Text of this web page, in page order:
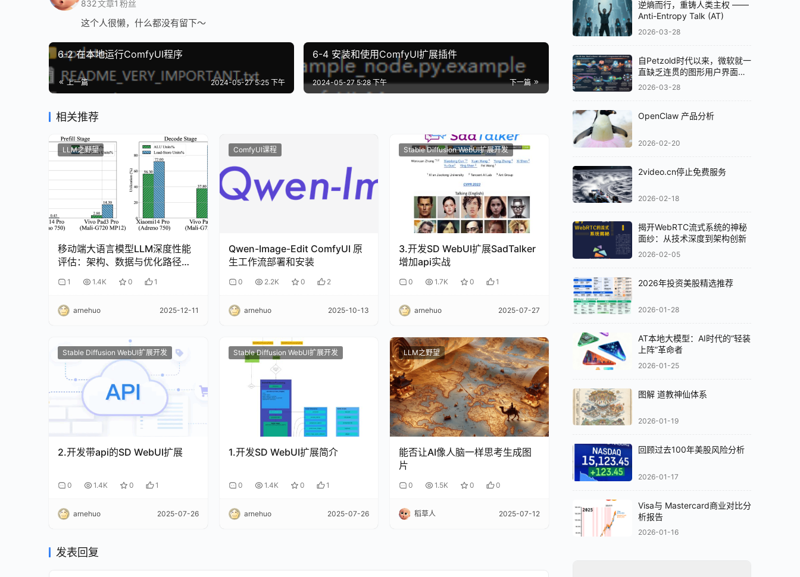
832文章1 粉丝
这个人很懒，什么都没有留下～
6-2 在本地运行ComfyUI程序
上一篇 2024-05-27 5:25 下午
6-4 安装和使用ComfyUI扩展插件
下一篇
2024-05-27 5:28 下午
相关推荐
LLM之野望
移动端大语言模型LLM深度性能
评估：架构、数据与优化路径的
1 1.4K 0 1
arnehuo 2025-12-11
ComfyUI课程
Qwen-Image-Edit ComfyUI 原
生工作流部署和安装
0 2.2K 0 2
arnehuo 2025-10-13
Stable Diffusion WebUI扩展开发
3.开发SD WebUI扩展SadTalker
增加api实战
0 1.7K 0 1
arnehuo 2025-07-27
Stable Diffusion WebUI扩展开发
2.开发带api的SD WebUI扩展
0 1.4K 0 1
arnehuo 2025-07-26
Stable Diffusion WebUI扩展开发
1.开发SD WebUI扩展简介
0 1.4K 0 1
arnehuo 2025-07-26
LLM之野望
能否让AI像人脑一样思考生成图
片
0 1.5K 0 0
稻草人 2025-07-12
发表回复
逆熵而行，重铸人类主权 ——
Anti-Entropy Talk (AT)
2026-03-28
自Petzold时代以来，微软就一
直缺乏连贯的图形用户界面
（GUI）策略
2026-03-28
OpenClaw 产品分析
2026-02-20
2video.cn停止免费服务
2026-02-18
揭开WebRTC流式系统的神秘
面纱：从技术深度到架构创新
2026-02-05
2026年投资美股精选推荐
2026-01-28
AT本地大模型：AI时代的“轻装
上阵”革命者
2026-01-25
图解 道教神仙体系
2026-01-19
回顾过去100年美股风险分析
2026-01-17
Visa与 Mastercard商业对比分
析报告
2026-01-16